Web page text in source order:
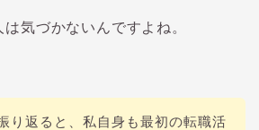
気づかないんですよね。
り返ると、私自身も最初の転職活